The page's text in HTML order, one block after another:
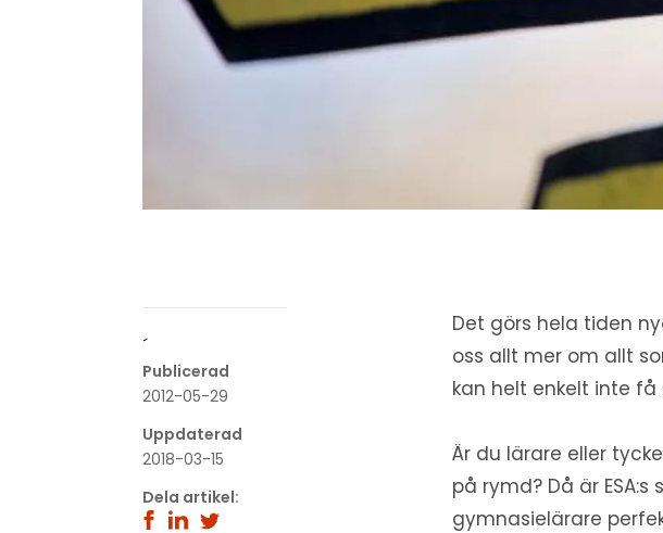
´
Publicerad
2012-05-29
Uppdaterad
2018-03-15
Dela artikel:
Det görs hela tiden
oss allt mer om allt
kan helt enkelt inte
Är du lärare eller
på rymd? Då är
gymnasielärare